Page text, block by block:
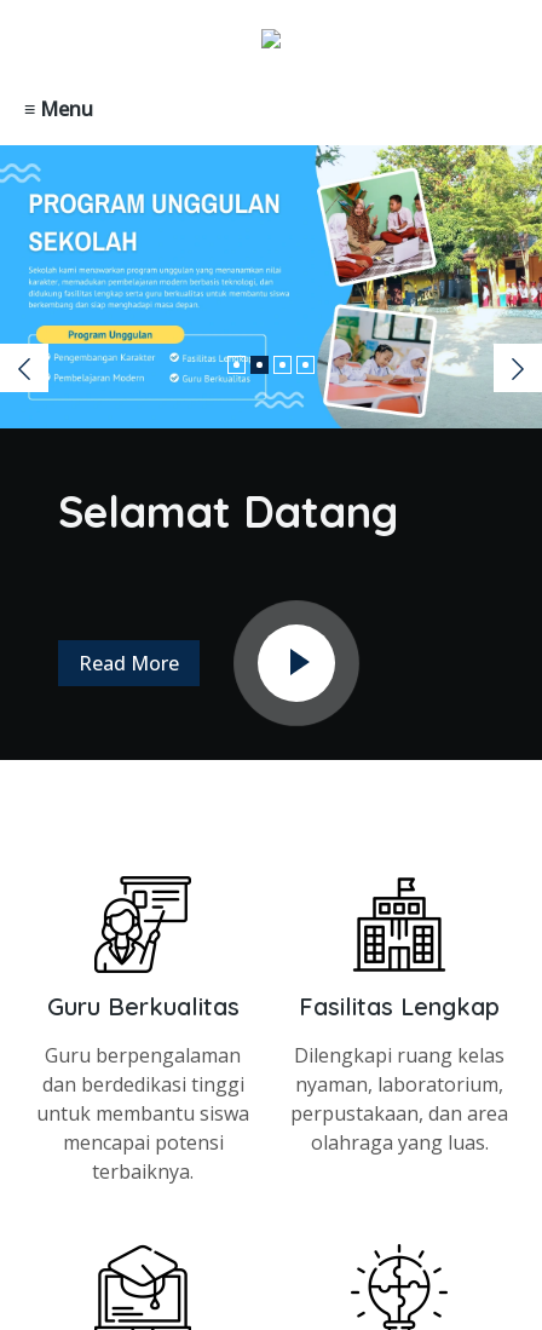
≡ Menu
Selamat Datang
Read More
Guru Berkualitas
Guru berpengalaman
dan berdedikasi tinggi
untuk membantu siswa
mencapai potensi
terbaiknya.
Fasilitas Lengkap
Dilengkapi ruang kelas
nyaman, laboratorium,
perpustakaan, dan area
olahraga yang luas.